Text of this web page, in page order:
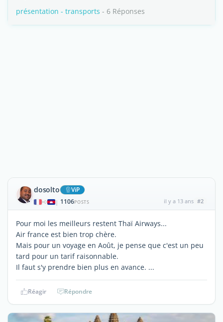
présentation - transports - 6 Réponses
dosolto ViP
| 1106POSTS il y a 13 ans #2
Pour moi les meilleurs restent Thaï Airways...
Air france est bien trop chère.
Mais pour un voyage en Août, je pense que c'est un peu
tard pour un tarif raisonnable.
Il faut s'y prendre bien plus en avance. ...
Réagir Répondre